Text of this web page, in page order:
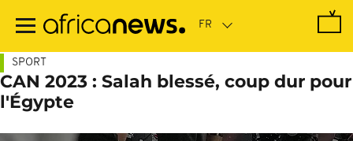
contenu
SPORT
CAN 2023 : Salah blessé, coup dur pour
l'Égypte